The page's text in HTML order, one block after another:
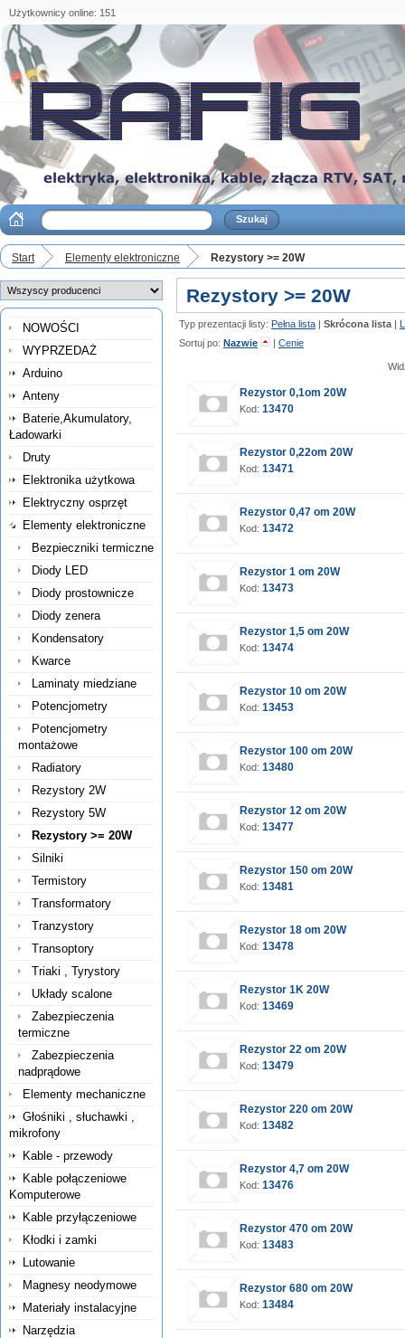
Użytkownicy online: 151
Start Elementy elektroniczne Rezystory >= 20W
NOWOŚCI
WYPRZEDAŻ
Arduino
Anteny
Baterie,Akumulatory,
Ładowarki
Druty
Elektronika użytkowa
Elektryczny osprzęt
Elementy elektroniczne
Bezpieczniki termiczne
Diody LED
Diody prostownicze
Diody zenera
Kondensatory
Kwarce
Laminaty miedziane
Potencjometry
Potencjometry
montażowe
Radiatory
Rezystory 2W
Rezystory 5W
Rezystory >= 20W
Silniki
Termistory
Transformatory
Tranzystory
Transoptory
Triaki , Tyrystory
Układy scalone
Zabezpieczenia
termiczne
Zabezpieczenia
nadprądowe
Elementy mechaniczne
Głośniki , słuchawki ,
mikrofony
Kable - przewody
Kable połączeniowe
Komputerowe
Kable przyłączeniowe
Kłodki i zamki
Lutowanie
Magnesy neodymowe
Materiały instalacyjne
Narzędzia
Rezystory >= 20W
Typ prezentacji listy: Pełna lista | Skrócona lista |
Sortuj po: Nazwie | Cenie
Rezystor 0,1om 20W
Kod: 13470
Rezystor 0,22om 20W
Kod: 13471
Rezystor 0,47 om 20W
Kod: 13472
Rezystor 1 om 20W
Kod: 13473
Rezystor 1,5 om 20W
Kod: 13474
Rezystor 10 om 20W
Kod: 13453
Rezystor 100 om 20W
Kod: 13480
Rezystor 12 om 20W
Kod: 13477
Rezystor 150 om 20W
Kod: 13481
Rezystor 18 om 20W
Kod: 13478
Rezystor 1K 20W
Kod: 13469
Rezystor 22 om 20W
Kod: 13479
Rezystor 220 om 20W
Kod: 13482
Rezystor 4,7 om 20W
Kod: 13476
Rezystor 470 om 20W
Kod: 13483
Rezystor 680 om 20W
Kod: 13484